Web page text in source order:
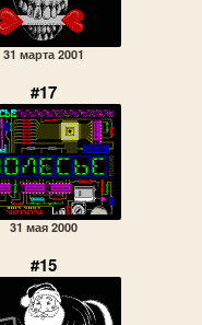
31 марта 2001
#17
31 мая 2000
#15